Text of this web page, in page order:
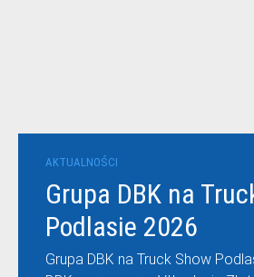
AKTUALNOŚCI
Grupa DBK na
Podlasie 2026
Grupa DBK na Truck Show